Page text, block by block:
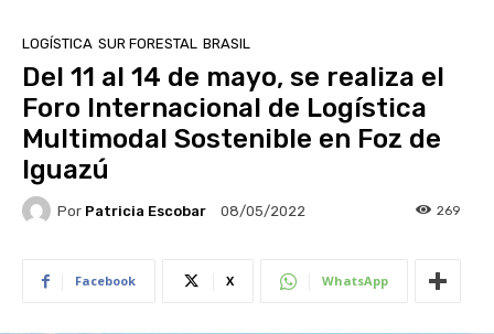
LOGÍSTICA SUR FORESTAL BRASIL
Del 11 al 14 de mayo, se realiza el
Foro Internacional de Logística
Multimodal Sostenible en Foz de
Iguazú
Por Patricia Escobar 08/05/2022 269
Facebook X WhatsApp